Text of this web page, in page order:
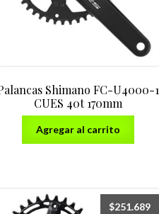
Shimano FC-U4000-1
CUES 40t 170mm
Agregar al carrito
$251.689